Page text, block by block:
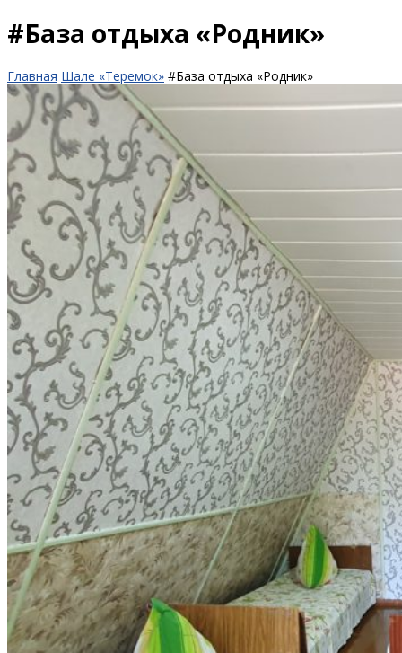
#База отдыха «Родник»
Главная Шале «Теремок» #База отдыха «Родник»